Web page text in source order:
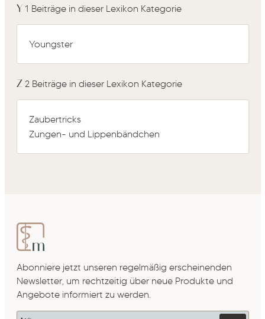
Y 1 Beiträge in dieser Lexikon Kategorie
Youngster
Z 2 Beiträge in dieser Lexikon Kategorie
Zaubertricks
Zungen- und Lippenbändchen
Abonniere jetzt unseren regelmäßig erscheinenden
Newsletter, um rechtzeitig über neue Produkte und
Angebote informiert zu werden.